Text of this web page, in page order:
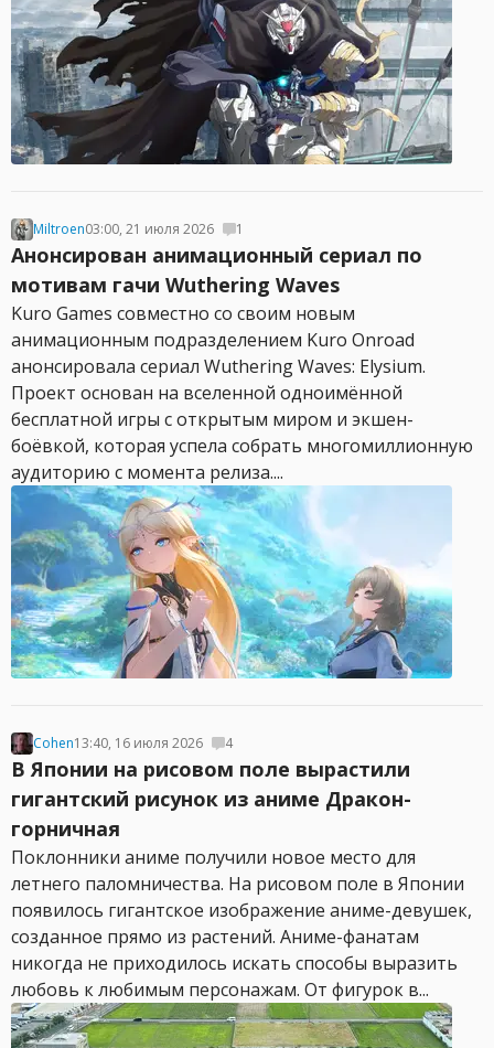
Miltroen03:00, 21 июля 2026 1
Анонсирован анимационный сериал по
мотивам гачи Wuthering Waves
Kuro Games совместно со своим новым
анимационным подразделением Kuro Onroad
анонсировала сериал Wuthering Waves: Elysium.
Проект основан на вселенной одноимённой
бесплатной игры с открытым миром и экшен-
боёвкой, которая успела собрать многомиллионную
аудиторию с момента релиза....
Cohen13:40, 16 июля 2026 4
В Японии на рисовом поле вырастили
гигантский рисунок из аниме Дракон-
горничная
Поклонники аниме получили новое место для
летнего паломничества. На рисовом поле в Японии
появилось гигантское изображение аниме-девушек,
созданное прямо из растений. Аниме-фанатам
никогда не приходилось искать способы выразить
любовь к любимым персонажам. От фигурок в...